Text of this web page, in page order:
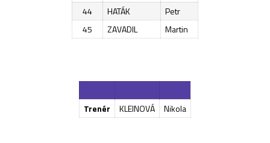
44
HATÁK
Petr
45
ZAVADIL Martin
Trenér KLEINOVÁ Nikola